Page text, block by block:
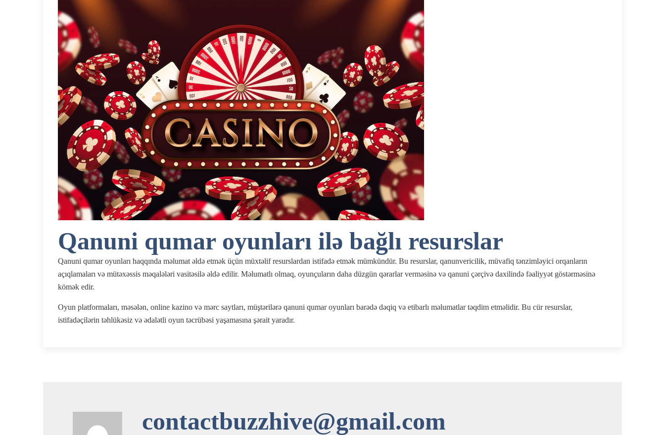
Qanuni qumar oyunları ilə bağlı resurslar
Qanuni qumar oyunları haqqında məlumat əldə etmək üçün müxtəlif resurslardan istifadə etmək mümkündür. Bu resurslar, qanunvericilik, müvafiq tənzimləyici orqanların
açıqlamaları və mütəxəssis məqalələri vasitəsilə əldə edilir. Məlumatlı olmaq, oyunçuların daha düzgün qərarlar verməsinə və qanuni çərçivə daxilində fəaliyyət göstərməsinə
kömək edir.
Oyun platformaları, məsələn, online kazino və mərc saytları, müştərilərə qanuni qumar oyunları barədə dəqiq və etibarlı məlumatlar təqdim etməlidir. Bu cür resurslar,
istifadəçilərin təhlükəsiz və ədalətli oyun təcrübəsi yaşamasına şərait yaradır.
contactbuzzhive@gmail.com